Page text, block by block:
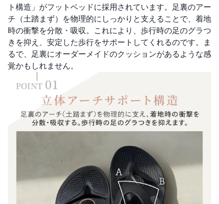
ト構造」がフットベッドに採用されています。足裏のアー
チ（土踏まず）を物理的にしっかりと支えることで、着地
時の衝撃を分散・吸収。これにより、歩行時の足のグラつ
きを抑え、安定した歩行をサポートしてくれるのです。ま
るで、足裏にオーダーメイドのクッションがあるような感
覚かもしれません。